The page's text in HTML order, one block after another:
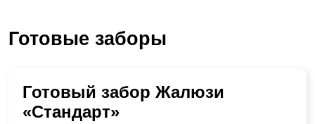
Готовые заборы
Готовый забор Жалюзи
«Стандарт»